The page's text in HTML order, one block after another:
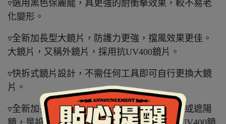
▿選用黑色保麗龍，具更強的耐衝擊效果，較不易老
化變形。
▿全新加長型大鏡片，防護力更強，擋風效果更佳。
大鏡片，又稱外鏡片，採用抗UV400鏡片。
▿快拆式鏡片設計，不需任何工具即可自行更換大鏡
片。
▿全新加長型內墨片，又稱內藏鏡、內置鏡片或遮陽